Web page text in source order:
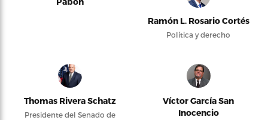
Ramón L. Rosario Cortés
Política y derecho
Thomas Rivera Schatz
Presidente del Senado de
Víctor García San
Inocencio